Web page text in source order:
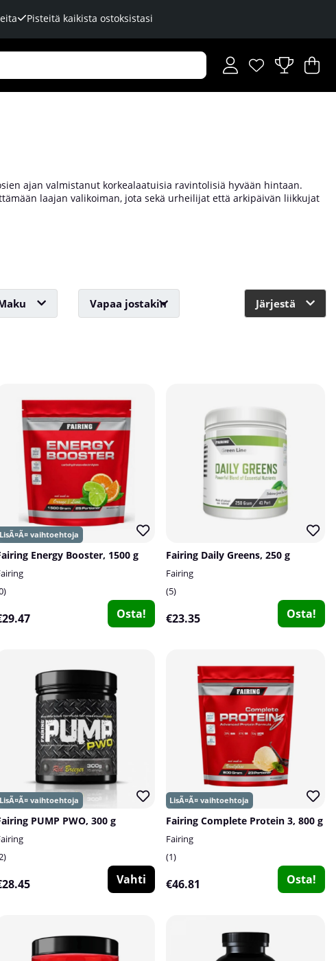
Pisteitä kaikista ostoksistasi
Toivelista
Lukumäärä
.
.
ajan valmistanut korkealaatuisia ravintolisiä hyvään hintaan.
laajan valikoiman, jota sekä urheilijat että arkipäivän liikkujat
Vapaa jostakin Järjestä
Energy Booster, 1500 g
Osta!
Fairing Daily Greens, 250 g
Fairing
5
€23.35 Osta!
PUMP PWO, 300 g
Vahti
Fairing Complete Protein 3, 800 g
Fairing
1
€46.81 Osta!